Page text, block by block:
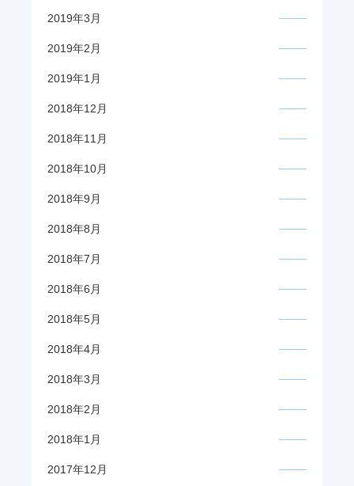
2019年3月
2019年2月
2019年1月
2018年12月
2018年11月
2018年10月
2018年9月
2018年8月
2018年7月
2018年6月
2018年5月
2018年4月
2018年3月
2018年2月
2018年1月
2017年12月